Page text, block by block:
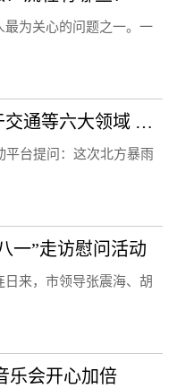
最为关心的问题之一。一
设研院：公司是一家聚焦于交通等六大领域 为建设工程提供专业技术服务以及其他延伸服务的工程咨询公司
台提问：这次北方暴雨
一”走访慰问活动
来，市领导张震海、胡
乐会开心加倍